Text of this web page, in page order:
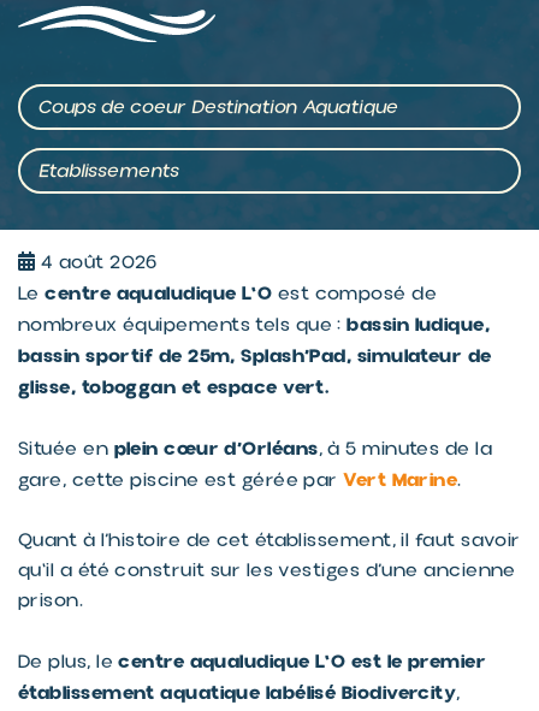
Coups de coeur Destination Aquatique
Etablissements
4 août 2026
Lecentre aqualudique L'O est composé de
nombreux équipements tels que :bassin ludique,
bassin sportif de 25m, Splash’Pad, simulateur de
glisse, toboggan et espace vert.
Située en plein cœur d’Orléans, à 5 minutes de la
gare, cette piscine est gérée parVert Marine.
Quant à l’histoire de cet établissement, il faut savoir
qu'il a été construit sur les vestiges d’une ancienne
prison.
De plus, lecentre aqualudique L'O est le premier
établissement aquatique labélisé Biodivercity,